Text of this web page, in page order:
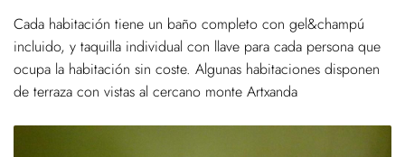
Cada habitación tiene un baño completo con gel&champú
incluido, y taquilla individual con llave para cada persona que
ocupa la habitación sin coste. Algunas habitaciones disponen
de terraza con vistas al cercano monte Artxanda